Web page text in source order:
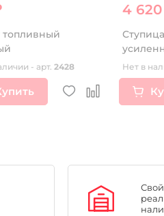
- арт. 2428
4
Нет в